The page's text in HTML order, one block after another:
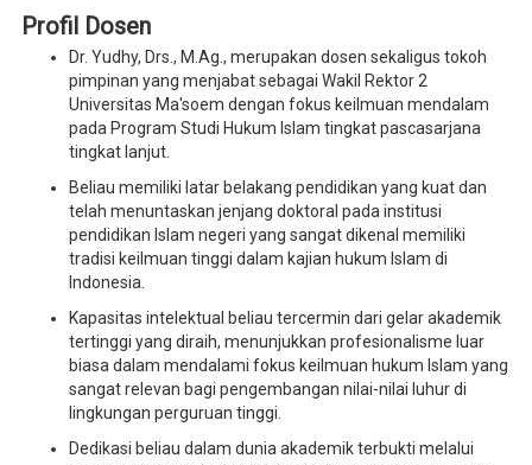
Profil Dosen
Dr. Yudhy, Drs., M.Ag., merupakan dosen sekaligus tokoh
pimpinan yang menjabat sebagai Wakil Rektor 2
Universitas Ma'soem dengan fokus keilmuan mendalam
pada Program Studi Hukum Islam tingkat pascasarjana
tingkat lanjut.
Beliau memiliki latar belakang pendidikan yang kuat dan
telah menuntaskan jenjang doktoral pada institusi
pendidikan Islam negeri yang sangat dikenal memiliki
tradisi keilmuan tinggi dalam kajian hukum Islam di
Indonesia.
Kapasitas intelektual beliau tercermin dari gelar akademik
tertinggi yang diraih, menunjukkan profesionalisme luar
biasa dalam mendalami fokus keilmuan hukum Islam yang
sangat relevan bagi pengembangan nilai-nilai luhur di
lingkungan perguruan tinggi.
Dedikasi beliau dalam dunia akademik terbukti melalui